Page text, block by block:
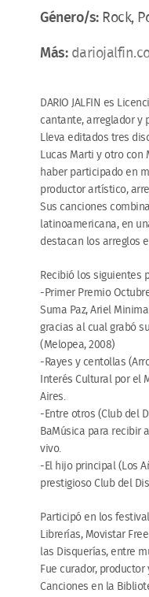
Género/s:Rock,
Más:
DARIO JALFIN es
cantante, arreglador y
Lleva editados tres
Lucas Marti y otro con
haber participado en
productor artístico,
Sus canciones
latinoamericana, en
destacan los arreglos
Recibió los siguientes
-Primer Premio
Suma Paz, Ariel
gracias al cual grabó
(Melopea, 2008)
-Rayes y centollas
Interés Cultural por el
Aires.
-Entre otros (Club del
BaMúsica para recibir
vivo.
-El hijo principal (Los
prestigioso Club del
Participó en los
Librerías, Movistar
las Disquerías, entre
Fue curador,
Canciones en la